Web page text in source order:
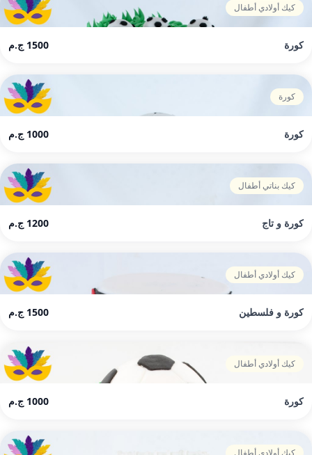
كيك أولادي أطفال
كورة 1500 ج.م
كورة
كورة 1000 ج.م
كيك بناتي أطفال
كورة و تاج 1200 ج.م
كيك أولادي أطفال
كورة و فلسطين 1500 ج.م
كيك أولادي أطفال
كورة 1000 ج.م
كيك أولادي أطفال